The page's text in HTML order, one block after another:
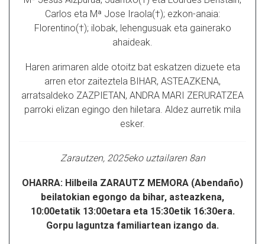
Carlos eta Mª Jose Iraola(†); ezkon-anaia:
Florentino(†); ilobak, lehengusuak eta gainerako
ahaideak.
Haren arimaren alde otoitz bat eskatzen dizuete eta
arren etor zaiteztela BIHAR, ASTEAZKENA,
arratsaldeko ZAZPIETAN, ANDRA MARI ZERURATZEA
parroki elizan egingo den hiletara. Aldez aurretik mila
esker.
Zarautzen, 2025eko uztailaren 8an
OHARRA: Hilbeila ZARAUTZ MEMORA (Abendaño)
beilatokian egongo da bihar, asteazkena,
10:00etatik 13:00etara eta 15:30etik 16:30era.
Gorpu laguntza familiartean izango da.